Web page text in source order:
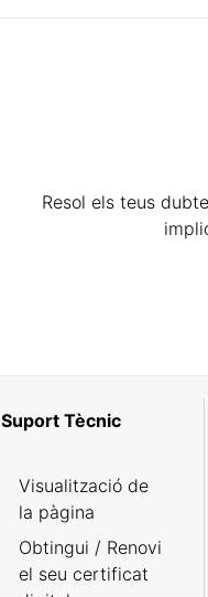
Resol els teus
Suport Tècnic
Visualització de
la pàgina
Obtingui / Renovi
el seu certificat